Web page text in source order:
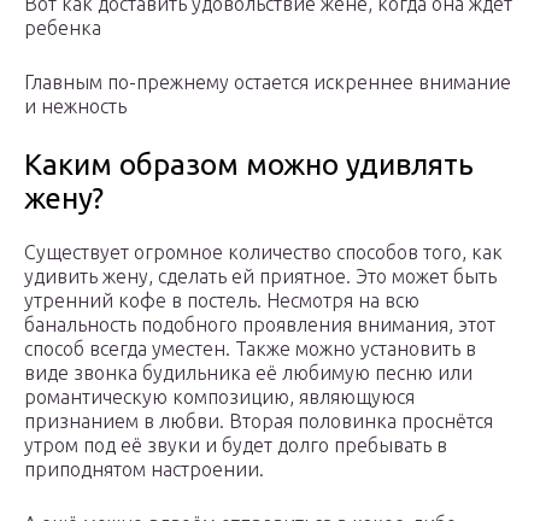
ребенка
Главным по-прежнему остается искреннее внимание
и нежность
Каким образом можно удивлять
жену?
Существует огромное количество способов того, как
удивить жену, сделать ей приятное. Это может быть
утренний кофе в постель. Несмотря на всю
банальность подобного проявления внимания, этот
способ всегда уместен. Также можно установить в
виде звонка будильника её любимую песню или
романтическую композицию, являющуюся
признанием в любви. Вторая половинка проснётся
утром под её звуки и будет долго пребывать в
приподнятом настроении.